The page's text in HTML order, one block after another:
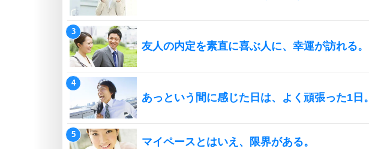
友人の内定を素直に喜ぶ人に、幸運が訪れる。
あっという間に感じた日は、よく頑張った1日。
マイペースとはいえ、限界がある。